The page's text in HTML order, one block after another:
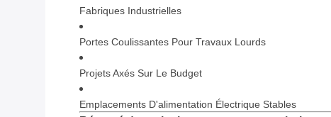
Fabriques Industrielles
Portes Coulissantes Pour Travaux Lourds
Projets Axés Sur Le Budget
Emplacements D'alimentation Électrique Stables